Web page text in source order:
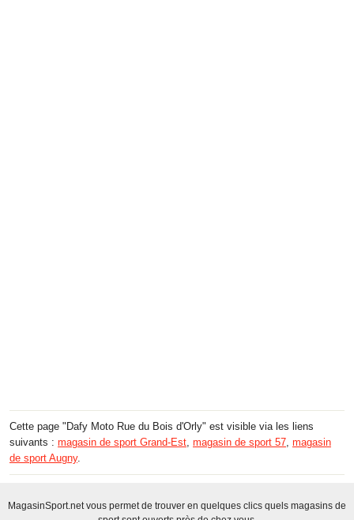
Cette page "Dafy Moto Rue du Bois d'Orly" est visible via les liens
suivants : magasin de sport Grand-Est, magasin de sport 57, magasin
de sport Augny.
MagasinSport.net vous permet de trouver en quelques clics quels magasins de